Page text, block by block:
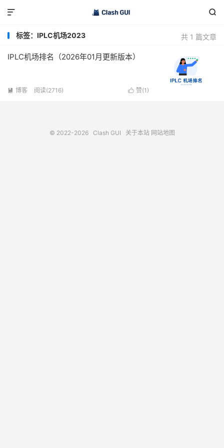


共 1 篇文章
标签：IPLC机场2023
IPLC机场排名（2026年01月更新版本）
 赞(1 )
 博客 阅读(2716)
© 2022-2026 Clash GUI 关于本站 网站地图